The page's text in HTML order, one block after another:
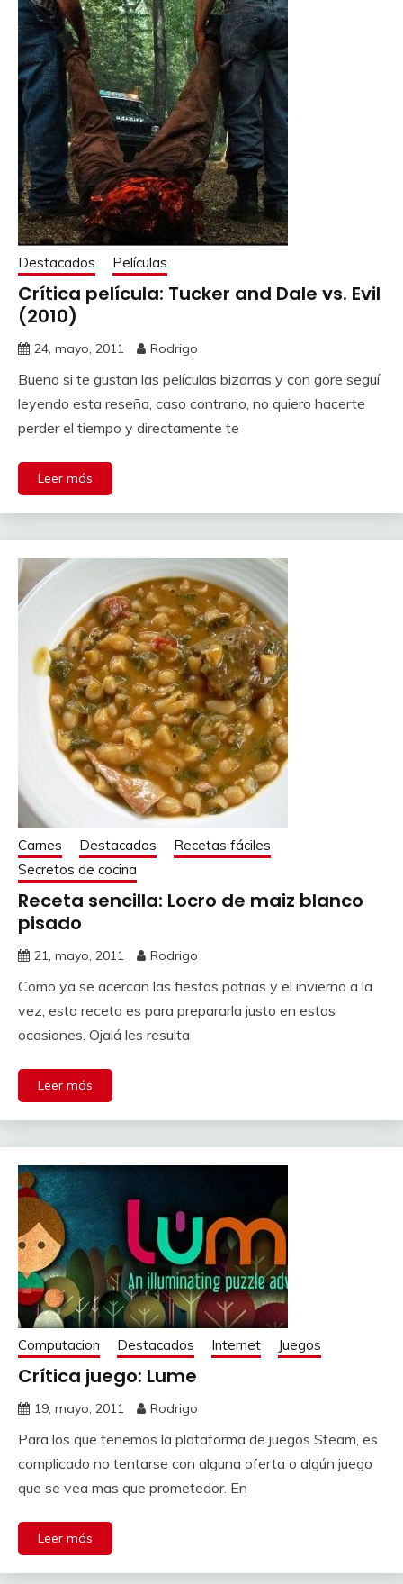
Destacados Películas
Crítica película: Tucker and Dale vs. Evil
(2010)
24, mayo, 2011 Rodrigo
Bueno si te gustan las películas bizarras y con gore seguí
leyendo esta reseña, caso contrario, no quiero hacerte
perder el tiempo y directamente te
Leer más
Carnes Destacados
Recetas fáciles
Secretos de cocina
Receta sencilla: Locro de maiz blanco
pisado
21, mayo, 2011 Rodrigo
Como ya se acercan las fiestas patrias y el invierno a la
vez, esta receta es para prepararla justo en estas
ocasiones. Ojalá les resulta
Leer más
Computacion Destacados Internet Juegos
Crítica juego: Lume
19, mayo, 2011 Rodrigo
Para los que tenemos la plataforma de juegos Steam, es
complicado no tentarse con alguna oferta o algún juego
que se vea mas que prometedor. En
Leer más